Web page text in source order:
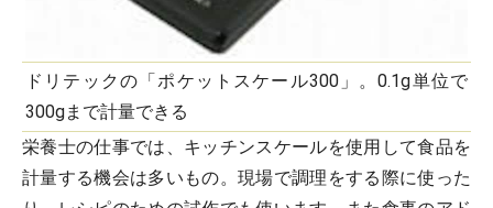
ドリテックの「ポケットスケール300」。0.1g単位で
300gまで計量できる
栄養士の仕事では、キッチンスケールを使用して食品を
計量する機会は多いもの。現場で調理をする際に使った